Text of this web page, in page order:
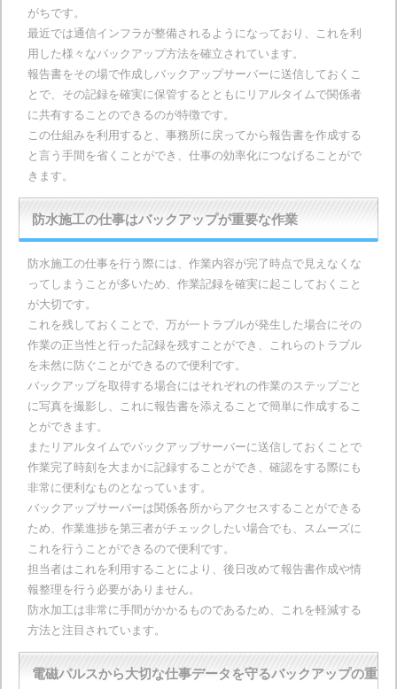
がちです。
最近では通信インフラが整備されるようになっており、これを利
用した様々なバックアップ方法を確立されています。
報告書をその場で作成しバックアップサーバーに送信しておくこ
とで、その記録を確実に保管するとともにリアルタイムで関係者
に共有することのできるのが特徴です。
この仕組みを利用すると、事務所に戻ってから報告書を作成する
と言う手間を省くことができ、仕事の効率化につなげることがで
きます。
防水施工の仕事はバックアップが重要な作業
防水施工の仕事を行う際には、作業内容が完了時点で見えなくな
ってしまうことが多いため、作業記録を確実に起こしておくこと
が大切です。
これを残しておくことで、万が一トラブルが発生した場合にその
作業の正当性と行った記録を残すことができ、これらのトラブル
を未然に防ぐことができるので便利です。
バックアップを取得する場合にはそれぞれの作業のステップごと
に写真を撮影し、これに報告書を添えることで簡単に作成するこ
とができます。
またリアルタイムでバックアップサーバーに送信しておくことで
作業完了時刻を大まかに記録することができ、確認をする際にも
非常に便利なものとなっています。
バックアップサーバーは関係各所からアクセスすることができる
ため、作業進捗を第三者がチェックしたい場合でも、スムーズに
これを行うことができるので便利です。
担当者はこれを利用することにより、後日改めて報告書作成や情
報整理を行う必要がありません。
防水加工は非常に手間がかかるものであるため、これを軽減する
方法と注目されています。
電磁パルスから大切な仕事データを守るバックアップの重